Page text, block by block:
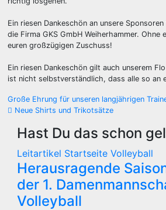
Ein riesen Dankeschön an unsere
die Firma GKS GmbH Weiherhammer.
euren großzügigen Zuschuss!
Ein riesen Dankeschön gilt auch unserem
ist nicht selbstverständlich, dass alle so an
Große Ehrung für unseren langjährigen
Neue Shirts und Trikotsätze
Hast Du das schon
Leitartikel Startseite Volleyball
Herausragende
der 1.
Volleyball